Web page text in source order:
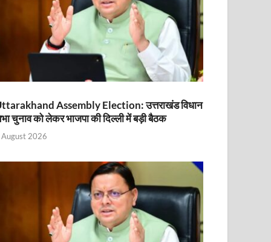
Assembly Election: उत्तराखंड विधान
चुनाव को लेकर भाजपा की दिल्ली में बड़ी बैठक
2026